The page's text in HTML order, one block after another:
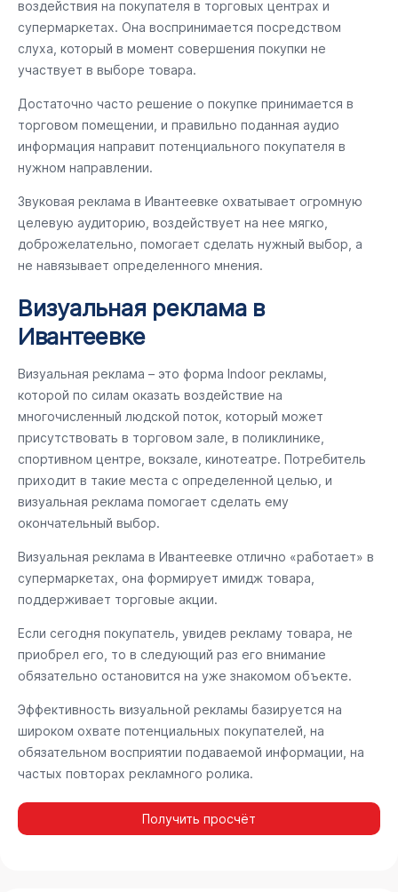
воздействия на покупателя в торговых центрах и
супермаркетах. Она воспринимается посредством
слуха, который в момент совершения покупки не
участвует в выборе товара.
Достаточно часто решение о покупке принимается в
торговом помещении, и правильно поданная аудио
информация направит потенциального покупателя в
нужном направлении.
Звуковая реклама в Ивантеевке охватывает огромную
целевую аудиторию, воздействует на нее мягко,
доброжелательно, помогает сделать нужный выбор, а
не навязывает определенного мнения.
Визуальная реклама в
Ивантеевке
Визуальная реклама – это форма Indoor рекламы,
которой по силам оказать воздействие на
многочисленный людской поток, который может
присутствовать в торговом зале, в поликлинике,
спортивном центре, вокзале, кинотеатре. Потребитель
приходит в такие места с определенной целью, и
визуальная реклама помогает сделать ему
окончательный выбор.
Визуальная реклама в Ивантеевке отлично «работает» в
супермаркетах, она формирует имидж товара,
поддерживает торговые акции.
Если сегодня покупатель, увидев рекламу товара, не
приобрел его, то в следующий раз его внимание
обязательно остановится на уже знакомом объекте.
Эффективность визуальной рекламы базируется на
широком охвате потенциальных покупателей, на
обязательном восприятии подаваемой информации, на
частых повторах рекламного ролика.
Получить просчёт